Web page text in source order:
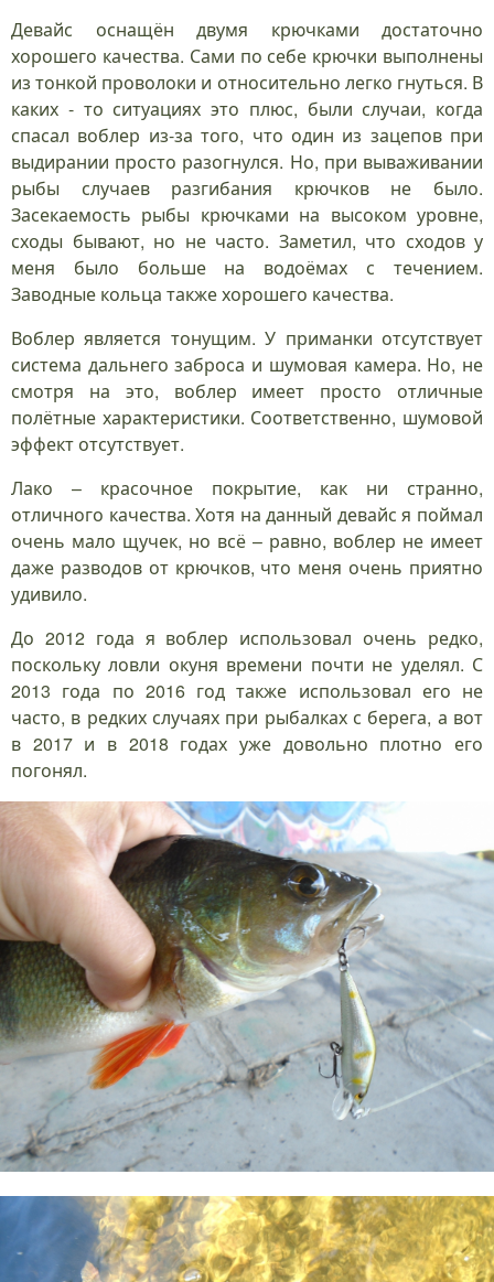
Девайс оснащён двумя крючками достаточно
хорошего качества. Сами по себе крючки выполнены
из тонкой проволоки и относительно легко гнуться. В
каких - то ситуациях это плюс, были случаи, когда
спасал воблер из-за того, что один из зацепов при
выдирании просто разогнулся. Но, при вываживании
рыбы случаев разгибания крючков не было.
Засекаемость рыбы крючками на высоком уровне,
сходы бывают, но не часто. Заметил, что сходов у
меня было больше на водоёмах с течением.
Заводные кольца также хорошего качества.
Воблер является тонущим. У приманки отсутствует
система дальнего заброса и шумовая камера. Но, не
смотря на это, воблер имеет просто отличные
полётные характеристики. Соответственно, шумовой
эффект отсутствует.
Лако – красочное покрытие, как ни странно,
отличного качества. Хотя на данный девайс я поймал
очень мало щучек, но всё – равно, воблер не имеет
даже разводов от крючков, что меня очень приятно
удивило.
До 2012 года я воблер использовал очень редко,
поскольку ловли окуня времени почти не уделял. С
2013 года по 2016 год также использовал его не
часто, в редких случаях при рыбалках с берега, а вот
в 2017 и в 2018 годах уже довольно плотно его
погонял.